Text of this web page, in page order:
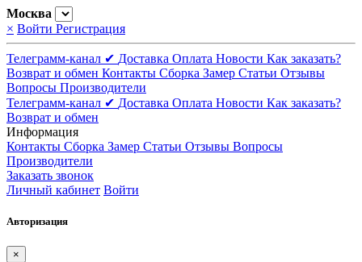
Москва
× Войти Регистрация
Телеграмм-канал ✔ Доставка Оплата Новости Как заказать?
Возврат и обмен Контакты Сборка Замер Статьи Отзывы
Вопросы Производители
Телеграмм-канал ✔ Доставка Оплата Новости Как заказать?
Возврат и обмен
Информация
Контакты Сборка Замер Статьи Отзывы Вопросы
Производители
Заказать звонок
Личный кабинет Войти
Авторизация
×